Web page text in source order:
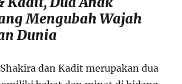
Mengubah Wajah
Dunia
Shakira dan Kadit merupakan dua